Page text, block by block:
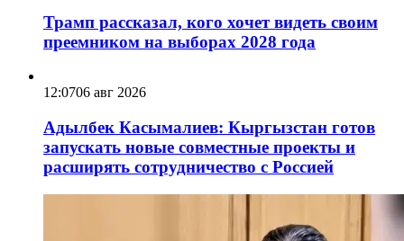
Трамп рассказал, кого хочет видеть своим
преемником на выборах 2028 года
12:0706 авг 2026
Адылбек Касымалиев: Кыргызстан готов
запускать новые совместные проекты и
расширять сотрудничество с Россией